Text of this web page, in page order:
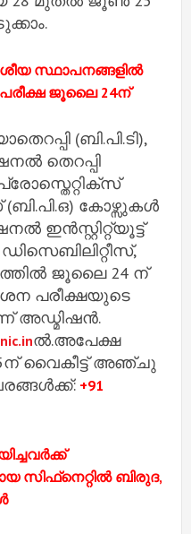
സ്ഥാപനങ്ങളില്‍
ജൂലൈ 24ന്
(ബി.പി.ടി),
തെറപ്പി
കോഴ്സുകള്‍
ഇന്‍സ്റ്റിറ്റ്യൂട്ട്
ജൂലൈ 24 ന്
പരീക്ഷയുടെ
അഡ്മിഷന്‍.
ല്‍.അപേക്ഷ
വൈകീട്ട് അഞ്ചു
+91
സിഫ്‌നെറ്റിൽ ബിരുദ,